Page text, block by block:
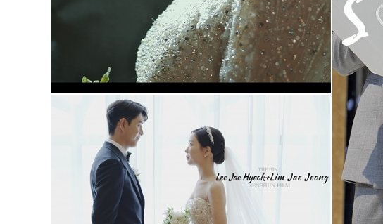
더빈웨딩컨벤션 (대표2인프리미엄)